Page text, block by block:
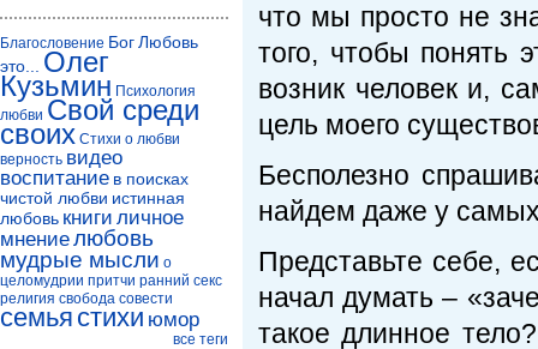
что мы просто не
того, чтобы понять
возник человек и,
цель моего
Бесполезно
найдем даже у
Представьте себе,
начал думать –
такое длинное
Благословение БогЛюбовь
это...
Олег
Кузьмин Психология
любви Свой среди
своих Стихи о любви
верность видео
воспитание в поисках
чистой любви истинная
любовь книги личное
мнениелюбовь
мудрые мысли о
целомудрии притчи ранний секс
религия свобода совести
семья стихи юмор
все теги